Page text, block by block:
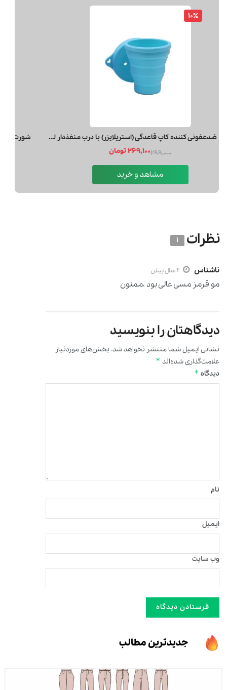
لیوان ضدعفونی کننده کاپ قاعدگی (استریلایزر) با درب منفذدار لیوا فارما
299,000269,100 تومان
مشاهد و خرید
نظرات
ناشناس 4 سال پیش
مو قرمز مسی عالی بود ،ممنون
دیدگاهتان را بنویسید
نشانی ایمیل شما منتشر نخواهد شد.بخش‌های موردنیاز
علامت‌گذاری شده‌اند*
دیدگاه*
نام
ایمیل
وب‌ سایت
جدیدترین مطالب